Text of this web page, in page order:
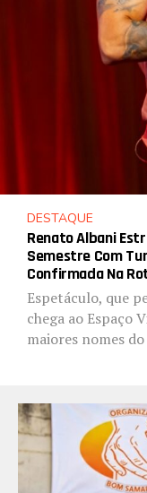
DESTAQUE
Renato Albani
Semestre Com
Confirmada Na
Espetáculo, que
chega ao Espaço
maiores nomes